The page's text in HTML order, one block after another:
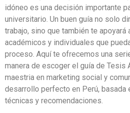
idóneo es una decisión importante
universitario. Un buen guía no solo
trabajo, sino que también te
académicos y individuales que
proceso. Aquí te ofrecemos una
manera de escoger el guía de Tesis
maestria en marketing social y
desarrollo perfecto en Perú, basada
técnicas y recomendaciones.